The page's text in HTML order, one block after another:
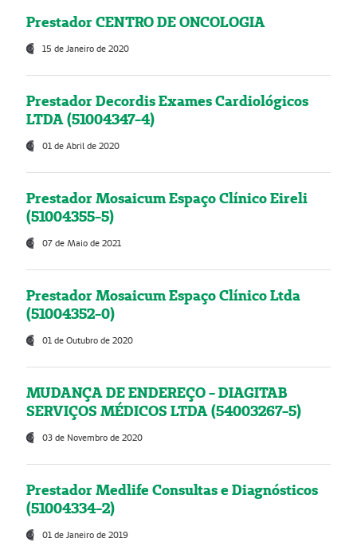
Prestador CENTRO DE ONCOLOGIA
15 de Janeiro de 2020
Prestador Decordis Exames Cardiológicos
LTDA (51004347-4)
01 de Abril de 2020
Prestador Mosaicum Espaço Clínico Eireli
(51004355-5)
07 de Maio de 2021
Prestador Mosaicum Espaço Clínico Ltda
(51004352-0)
01 de Outubro de 2020
MUDANÇA DE ENDEREÇO - DIAGITAB
SERVIÇOS MÉDICOS LTDA (54003267-5)
03 de Novembro de 2020
Prestador Medlife Consultas e Diagnósticos
(51004334-2)
01 de Janeiro de 2019